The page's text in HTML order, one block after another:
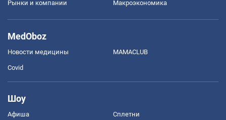
Рынки и компании Mакроэкономика
MedOboz
Новости медицины MAMACLUB
Covid
Шоу
Афиша Сплетни